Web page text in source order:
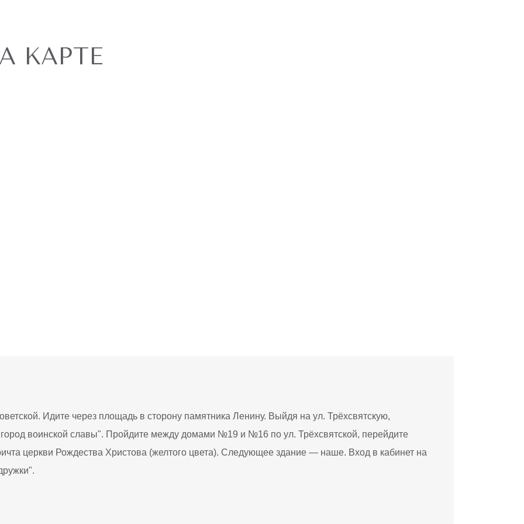
КАРТЕ
Идите через площадь в сторону памятника Ленину. Выйдя на ул. Трёхсвятскую,
воинской славы". Пройдите между домами №19 и №16 по ул. Трёхсвятской, перейдите
церкви Рождества Христова (желтого цвета). Следующее здание — наше. Вход в кабинет на